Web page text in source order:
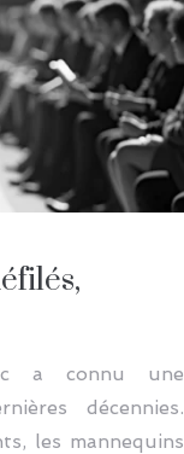
a connu une
décennies.
les mannequins